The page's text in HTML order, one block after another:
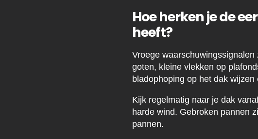
Hoe herken je de
heeft?
Vroege
goten, kleine vlekken op
bladophoping op het dak
Kijk regelmatig naar je dak
harde wind. Gebroken pannen
pannen.